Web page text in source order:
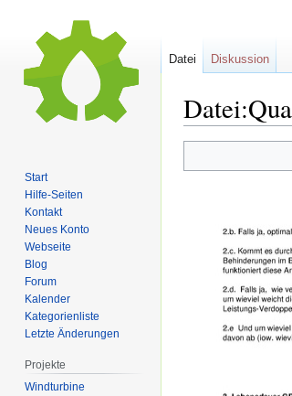
Datei Diskussion
Start
Hilfe-Seiten
Kontakt
Neues Konto
Webseite
Blog
Forum
Kalender
Kategorienliste
Letzte Änderungen
Projekte
Windturbine